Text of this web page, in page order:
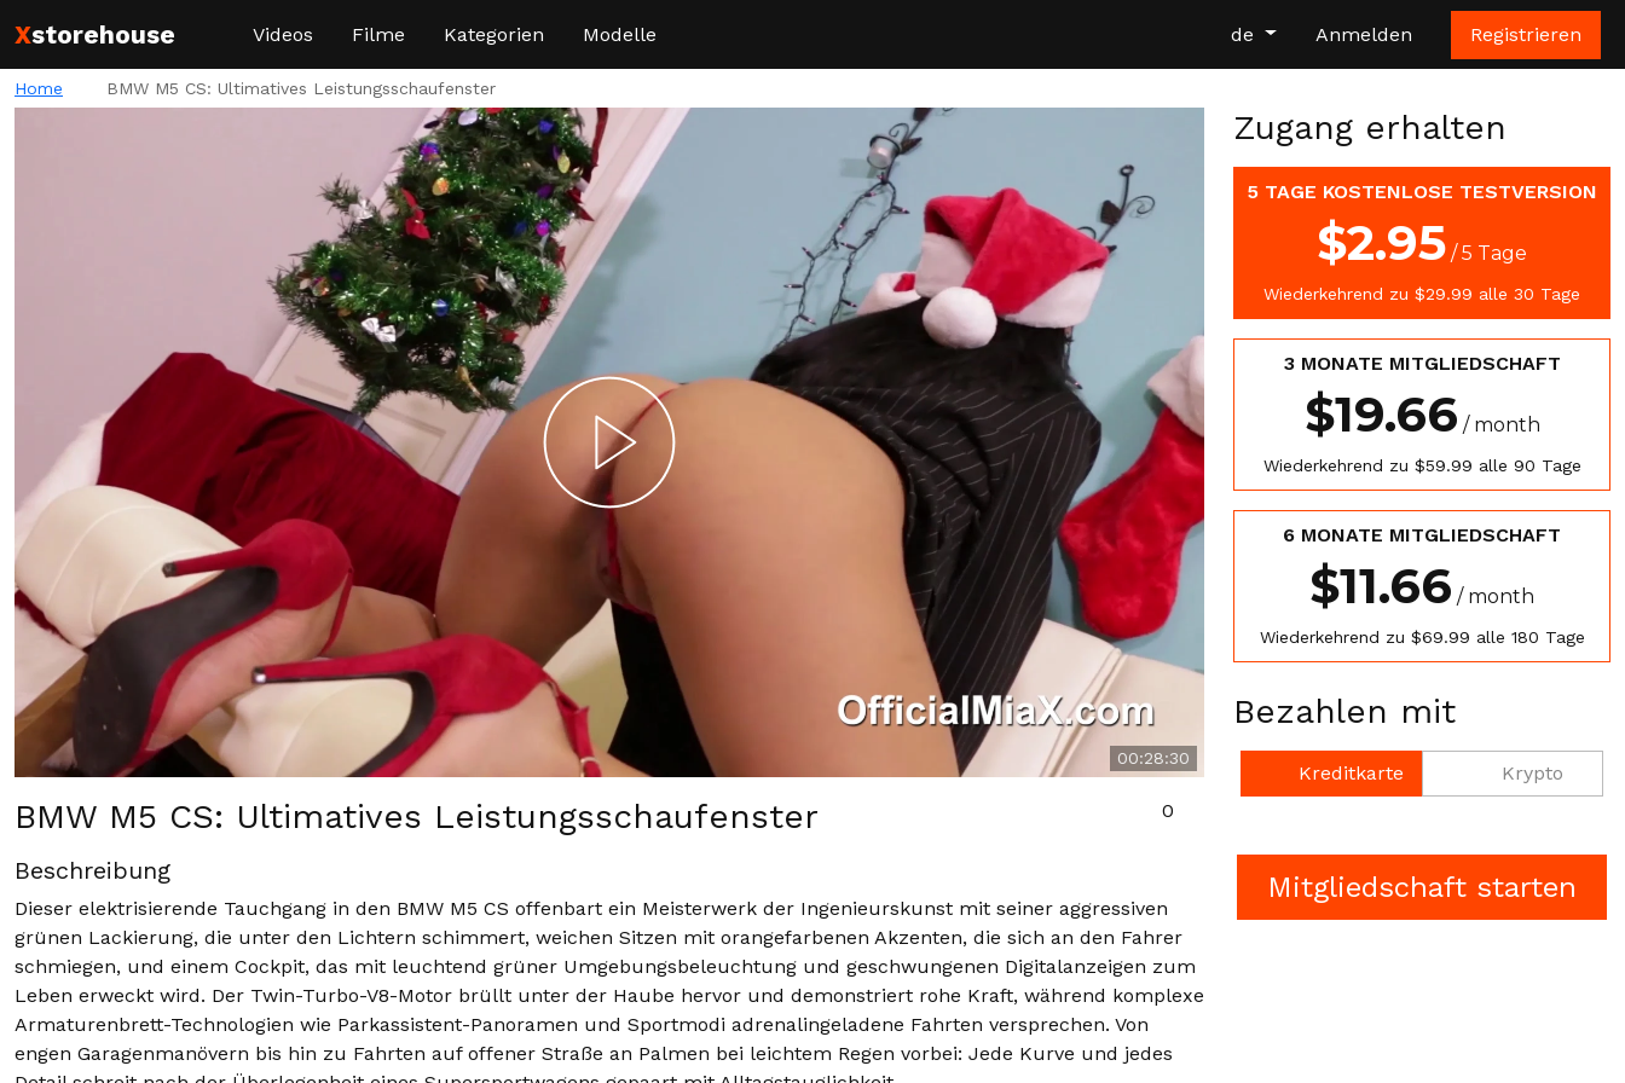
Xstorehouse de Anmelden Registrieren
Videos Filme Kategorien Modelle
Home BMW M5 CS: Ultimatives Leistungsschaufenster
00:28:30
0
BMW M5 CS: Ultimatives Leistungsschaufenster
Beschreibung
Dieser elektrisierende Tauchgang in den BMW M5 CS offenbart ein Meisterwerk der Ingenieurskunst mit seiner aggressiven
grünen Lackierung, die unter den Lichtern schimmert, weichen Sitzen mit orangefarbenen Akzenten, die sich an den Fahrer
schmiegen, und einem Cockpit, das mit leuchtend grüner Umgebungsbeleuchtung und geschwungenen Digitalanzeigen zum
Leben erweckt wird. Der Twin-Turbo-V8-Motor brüllt unter der Haube hervor und demonstriert rohe Kraft, während komplexe
Armaturenbrett-Technologien wie Parkassistent-Panoramen und Sportmodi adrenalingeladene Fahrten versprechen. Von
engen Garagenmanövern bis hin zu Fahrten auf offener Straße an Palmen bei leichtem Regen vorbei: Jede Kurve und jedes
Zugang erhalten
5 TAGE KOSTENLOSE TESTVERSION
$2.95 / 5 Tage
Wiederkehrend zu $29.99 alle 30 Tage
3 MONATE MITGLIEDSCHAFT
$19.66 / month
Wiederkehrend zu $59.99 alle 90 Tage
6 MONATE MITGLIEDSCHAFT
$11.66 / month
Wiederkehrend zu $69.99 alle 180 Tage
Bezahlen mit
Kreditkarte Krypto